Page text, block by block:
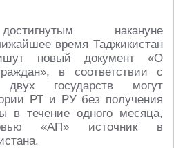
накануне
время Таджикистан
новый документ «О
в соответствии с
государств могут
РТ и РУ без получения
в течение одного месяца,
«АП» источник в